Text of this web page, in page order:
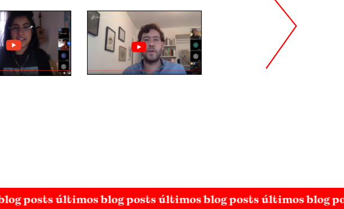
posts últimos blog posts últimos blog posts últimos blog